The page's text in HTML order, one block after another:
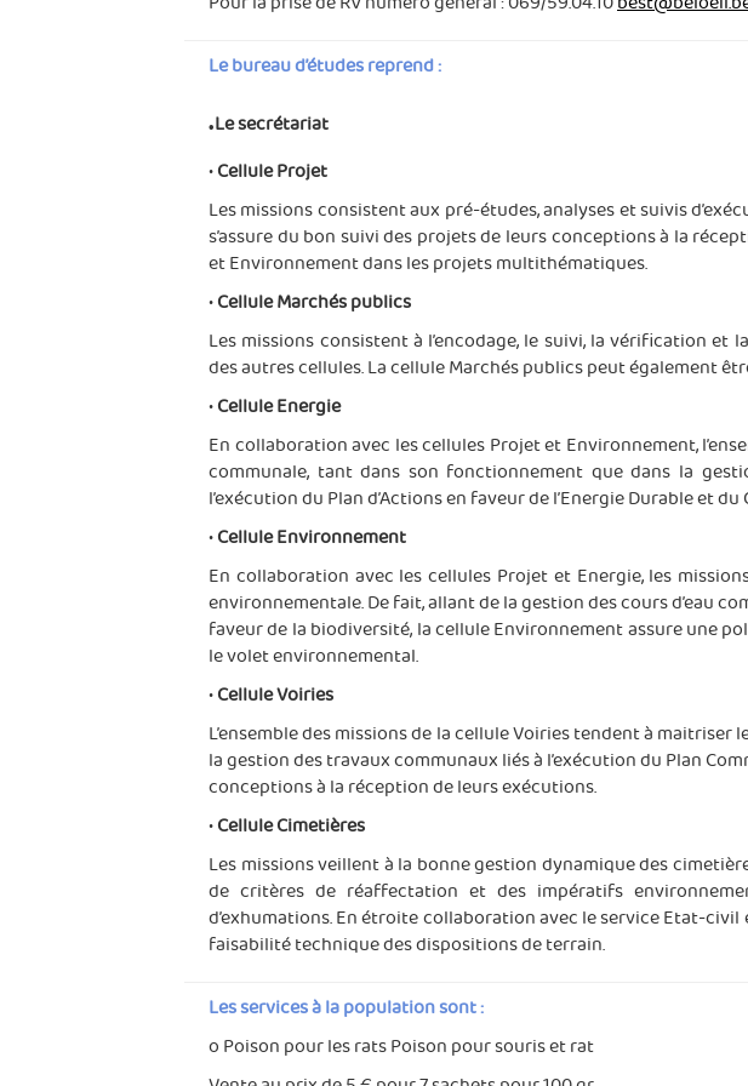
Le bureau d’études reprend :
.Le secrétariat
•Cellule Projet
Les missions consistent aux pré-études, analyses et suivis
s’assure du bon suivi des projets de leurs conceptions à la
et Environnement dans les projets multithématiques.
•Cellule Marchés publics
Les missions consistent à l’encodage, le suivi, la vérification
des autres cellules. La cellule Marchés publics peut également
•Cellule Energie
En collaboration avec les cellules Projet et Environnement,
communale, tant dans son fonctionnement que dans la
l’exécution du Plan d’Actions en faveur de l’Energie Durable et du
•Cellule Environnement
En collaboration avec les cellules Projet et Energie, les
environnementale. De fait, allant de la gestion des cours d’eau
faveur de la biodiversité, la cellule Environnement assure une
le volet environnemental.
•Cellule Voiries
L’ensemble des missions de la cellule Voiries tendent à
la gestion des travaux communaux liés à l’exécution du Plan
conceptions à la réception de leurs exécutions.
•Cellule Cimetières
Les missions veillent à la bonne gestion dynamique des
de critères de réaffectation et des impératifs
d’exhumations. En étroite collaboration avec le service Etat-
faisabilité technique des dispositions de terrain.
Les services à la population sont :
o Poison pour les rats Poison pour souris et rat